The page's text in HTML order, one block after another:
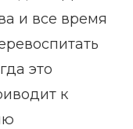
и все время
это
к